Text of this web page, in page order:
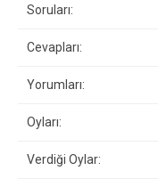
Soruları:
Cevapları:
Yorumları:
Oyları:
Verdiği Oylar: